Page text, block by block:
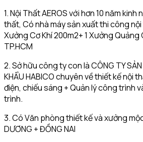
1. Nội Thất AEROS với hơn 10 năm kinh
thất, Có nhà máy sản xuất thi công nội
Xưởng Cơ Khí 200m2+ 1 Xưởng Quảng
TP.HCM
2. Sở hữu công ty con là CÔNG TY
KHẨU HABICO chuyên về thiết kế nội
điện, chiếu sáng + Quản lý công trình
trình.
3. Có Văn phòng thiết kế và xưởng mộc
DƯƠNG + ĐỒNG NAI